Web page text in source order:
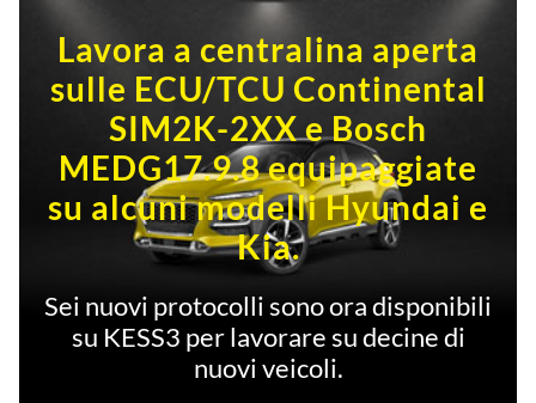
Lavora a centralina aperta
sulle ECU/TCU Continental
SIM2K-2XX e Bosch
MEDG17.9.8 equipaggiate
su alcuni modelli Hyundai e
Kia.
Sei nuovi protocolli sono ora disponibili
su KESS3 per lavorare su decine di
nuovi veicoli.